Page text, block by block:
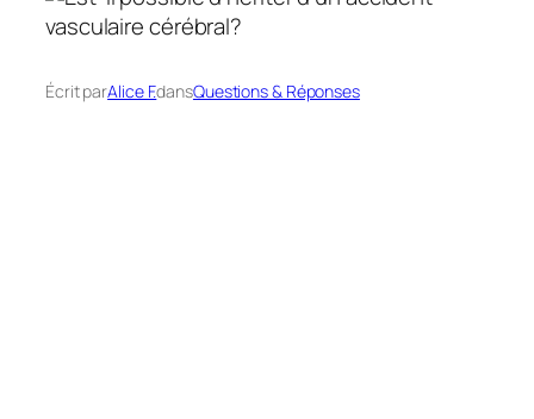
Écrit parAlice F.dansQuestions & Réponses